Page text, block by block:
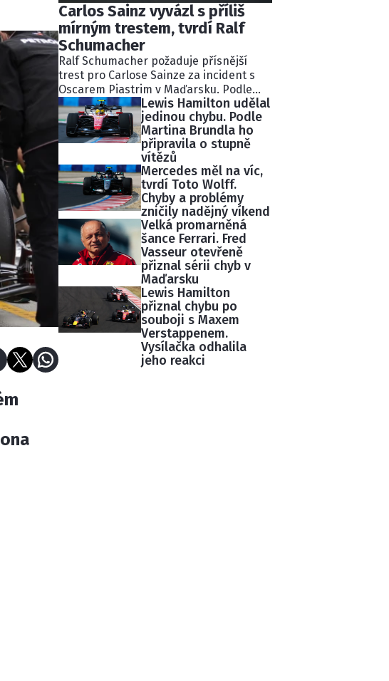
Carlos Sainz vyvázl s příliš
mírným trestem, tvrdí Ralf
Schumacher
Ralf Schumacher požaduje přísnější
trest pro Carlose Sainze za incident s
Oscarem Piastrim v Maďarsku. Podle
bývalého pilota Williams ignoroval
několik modrých vlajek a následně
kolidoval s lídrem závodu.
Pětisekundovou penalizaci považuje
Schumacher za nedostatečnou.
Lewis Hamilton udělal
jedinou chybu. Podle
Martina Brundla ho
připravila o stupně
vítězů
Mercedes měl na víc,
tvrdí Toto Wolff.
Chyby a problémy
zničily nadějný víkend
Velká promarněná
šance Ferrari. Fred
Vasseur otevřeně
přiznal sérii chyb v
Maďarsku
Lewis Hamilton
přiznal chybu po
souboji s Maxem
Verstappenem.
Vysílačka odhalila
jeho reakci